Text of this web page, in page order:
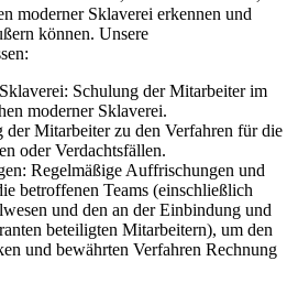
moderner Sklaverei erkennen und
können. Unsere
Schulung der Mitarbeiter im
moderner Sklaverei.
der Mitarbeiter zu den Verfahren für die
oder Verdachtsfällen.
Regelmäßige Auffrischungen und
betroffenen Teams (einschließlich
und den an der Einbindung und
beteiligten Mitarbeitern), um den
und bewährten Verfahren Rechnung